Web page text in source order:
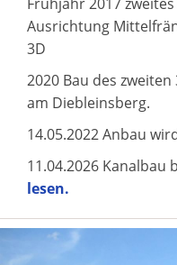
Ausrichtung
3D
2020 Bau des
am Diebleinsberg.
14.05.2022 Anbau
11.04.2026 Kanalbau
lesen.